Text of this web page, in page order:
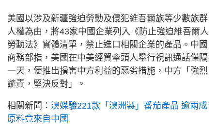
美國以涉及新疆強迫勞動及侵犯維吾爾族等少數族群
人權為由，將43家中國企業列入《防止強迫維吾爾人
勞動法》實體清單，禁止進口相關企業的產品。中國
商務部指，美國在中美經貿牽頭人舉行視訊通話僅隔
一天，便推出損害中方利益的惡劣措施，中方「強烈
譴責，堅決反對」。
相關新聞： 澳媒驗221款「澳洲製」番茄產品 逾兩成
原料竟來自中國